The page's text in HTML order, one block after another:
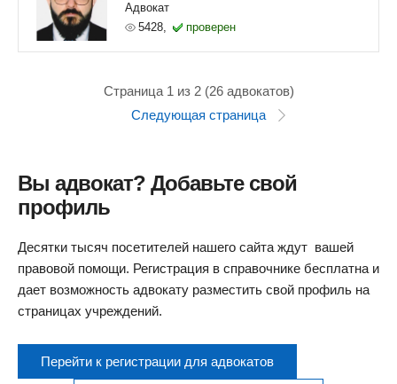
Адвокат
5428,
проверен
Страница 1 из 2 (26 адвокатов)
Следующая страница
Вы адвокат? Добавьте свой
профиль
Десятки тысяч посетителей нашего сайта ждут вашей
правовой помощи. Регистрация в справочнике бесплатна и
дает возможность адвокату разместить свой профиль на
страницах учреждений.
Перейти к регистрации для адвокатов